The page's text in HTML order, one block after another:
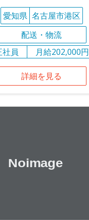
愛知県 名古屋市港区
配送・物流
社員
月給202,000円
詳細を見る